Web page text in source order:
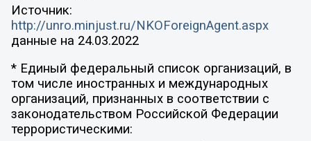
Источник:
http://unro.minjust.ru/NKOForeignAgent.aspx
данные на 24.03.2022
* Единый федеральный список организаций, в
том числе иностранных и международных
организаций, признанных в соответствии с
законодательством Российской Федерации
террористическими: